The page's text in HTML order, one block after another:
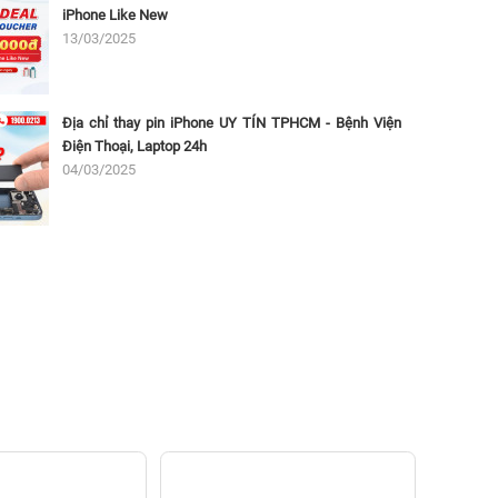
iPhone Like New
13/03/2025
Địa chỉ thay pin iPhone UY TÍN TPHCM - Bệnh Viện
Điện Thoại, Laptop 24h
04/03/2025